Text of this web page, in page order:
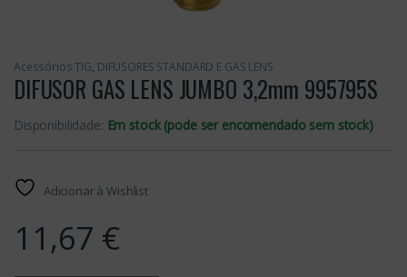
Acessórios TIG, DIFUSORES STANDARD E GAS LENS
DIFUSOR GAS LENS JUMBO 3,2mm 995795S
Disponibilidade: Em stock (pode ser encomendado sem stock)
Adicionar à Wishlist
11,67 €